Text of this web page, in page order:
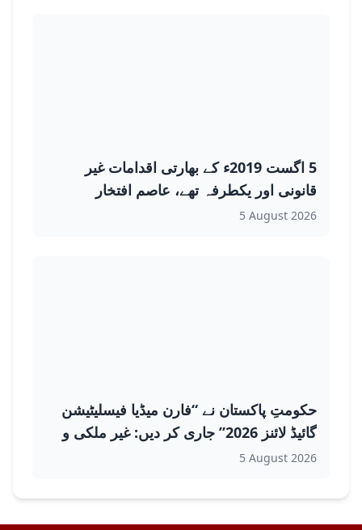
5 اگست 2019ء کے بھارتی اقدامات غیر
قانونی اور یکطرفہ تھے، عاصم افتخار
5 August 2026
حکومتِ پاکستان نے “فارن میڈیا فیسلیٹیشن
گائیڈ لائنز 2026” جاری کر دیں: غیر ملکی و
مقامی صحافیوں کے لیے آن لائن رجسٹریشن
5 August 2026